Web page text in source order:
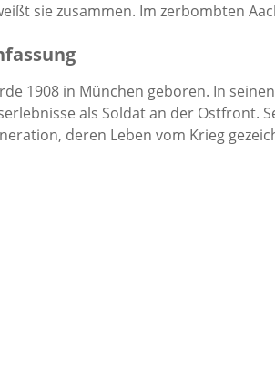
sie zusammen. Im zerbombten
1908 in München geboren. In
als Soldat an der Ostfront.
deren Leben vom Krieg